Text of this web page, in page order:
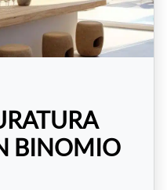
BINOMIO